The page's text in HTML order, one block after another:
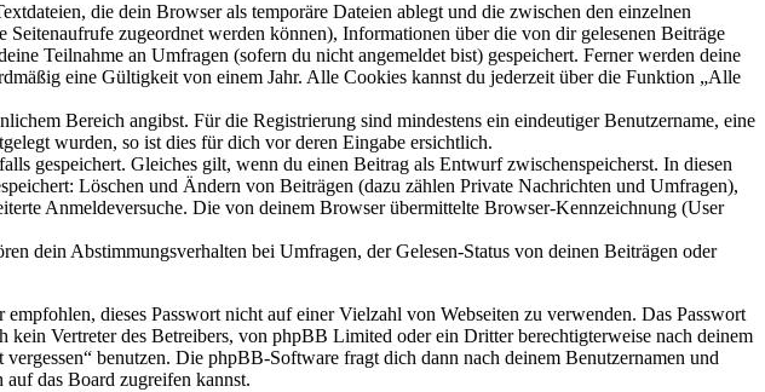
die dein Browser als temporäre Dateien ablegt und die zwischen den einzelnen
zugeordnet werden können), Informationen über die von dir gelesenen Beiträge
Teilnahme an Umfragen (sofern du nicht angemeldet bist) gespeichert. Ferner werden deine
eine Gültigkeit von einem Jahr. Alle Cookies kannst du jederzeit über die Funktion „Alle
Bereich angibst. Für die Registrierung sind mindestens ein eindeutiger Benutzername, eine
wurden, so ist dies für dich vor deren Eingabe ersichtlich.
gespeichert. Gleiches gilt, wenn du einen Beitrag als Entwurf zwischenspeicherst. In diesen
Löschen und Ändern von Beiträgen (dazu zählen Private Nachrichten und Umfragen),
Anmeldeversuche. Die von deinem Browser übermittelte Browser-Kennzeichnung (User
dein Abstimmungsverhalten bei Umfragen, der Gelesen-Status von deinen Beiträgen oder
dieses Passwort nicht auf einer Vielzahl von Webseiten zu verwenden. Das Passwort
Vertreter des Betreibers, von phpBB Limited oder ein Dritter berechtigterweise nach deinem
benutzen. Die phpBB-Software fragt dich dann nach deinem Benutzernamen und
auf das Board zugreifen kannst.